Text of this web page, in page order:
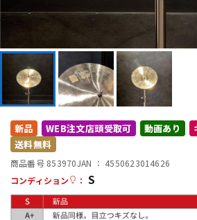
DJ機器
DTM オンライン納品
中古
新品 WEB注文店頭受取可 動画あり
送料無料
商品番号 853970JAN ： 4550623014626
コンディション
： S